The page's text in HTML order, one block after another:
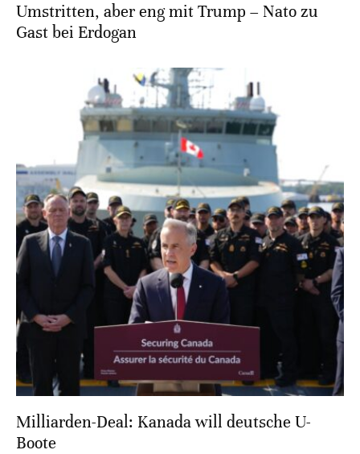
Umstritten, aber eng mit Trump – Nato zu
Gast bei Erdogan
Milliarden-Deal: Kanada will deutsche U-
Boote